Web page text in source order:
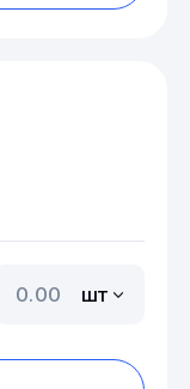
шт